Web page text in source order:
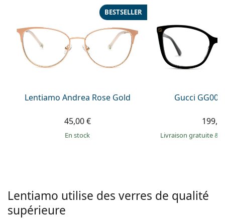
Prada
Toutes les marques
Lentiamo Andrea Rose Gold
BESTSELLER
45,00 €
en stock
Gucci
Livraison gratuite&
Lentiamo utilise des verres de qualité
supérieure